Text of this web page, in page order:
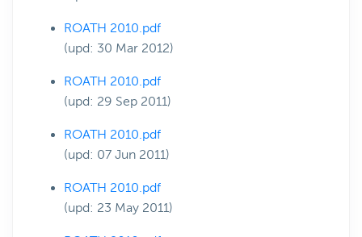
ROATH 2010.pdf
(upd: 30 Mar 2012)
ROATH 2010.pdf
(upd: 29 Sep 2011)
ROATH 2010.pdf
(upd: 07 Jun 2011)
ROATH 2010.pdf
(upd: 23 May 2011)